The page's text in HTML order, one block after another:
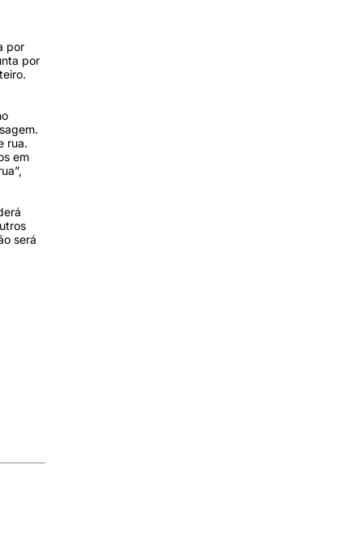
por
por
rua.
em
será